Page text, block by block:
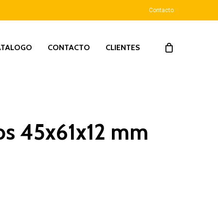
Contacto
CONTACTO CLIENTES
45x61x12 mm